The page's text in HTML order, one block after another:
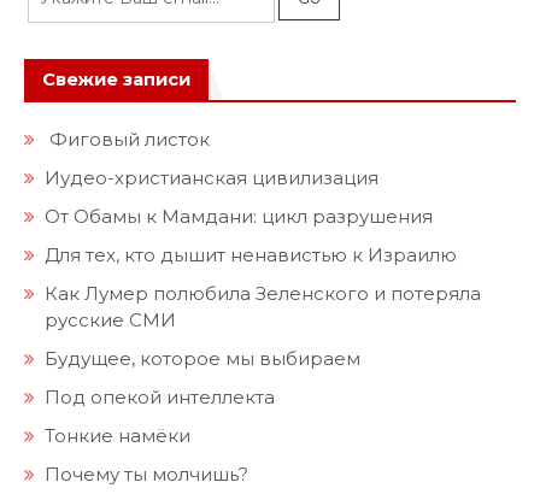
Свежие записи
Фиговый листок
Иудео-христианская цивилизация
От Обамы к Мамдани: цикл разрушения
Для тех, кто дышит ненавистью к Израилю
Как Лумер полюбила Зеленского и потеряла
русские СМИ
Будущее, которое мы выбираем
Под опекой интеллекта
Тонкие намёки
Почему ты молчишь?